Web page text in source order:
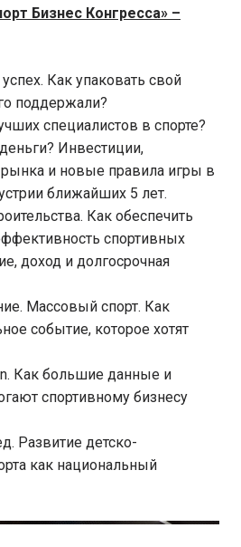
Бизнес Конгресса» –
Как упаковать свой
поддержали?
специалистов в спорте?
Инвестиции,
и новые правила игры в
ближайших 5 лет.
Как обеспечить
спортивных
доход и долгосрочная
Массовый спорт. Как
событие, которое хотят
Как большие данные и
спортивному бизнесу
Развитие детско-
как национальный